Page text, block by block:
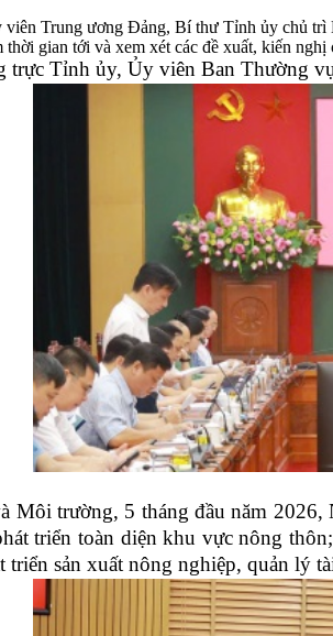
Trung ương Đảng, Bí thư Tỉnh ủy chủ
gian tới và xem xét các đề xuất, kiến nghị
Tỉnh ủy, Ủy viên Ban Thường
Môi trường, 5 tháng đầu năm
triển toàn diện khu vực nông
triển sản xuất nông nghiệp, quản lý